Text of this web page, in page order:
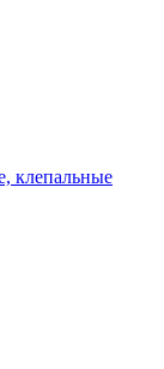
клепальные